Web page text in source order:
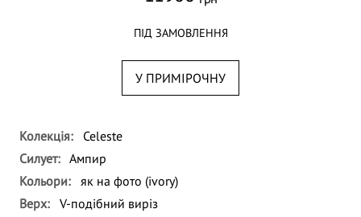
ПІД ЗАМОВЛЕННЯ
У ПРИМІРОЧНУ
Колекція:
Celeste
Силует: Ампир
Кольори: як на фото (ivory)
Верх: V-подібний виріз